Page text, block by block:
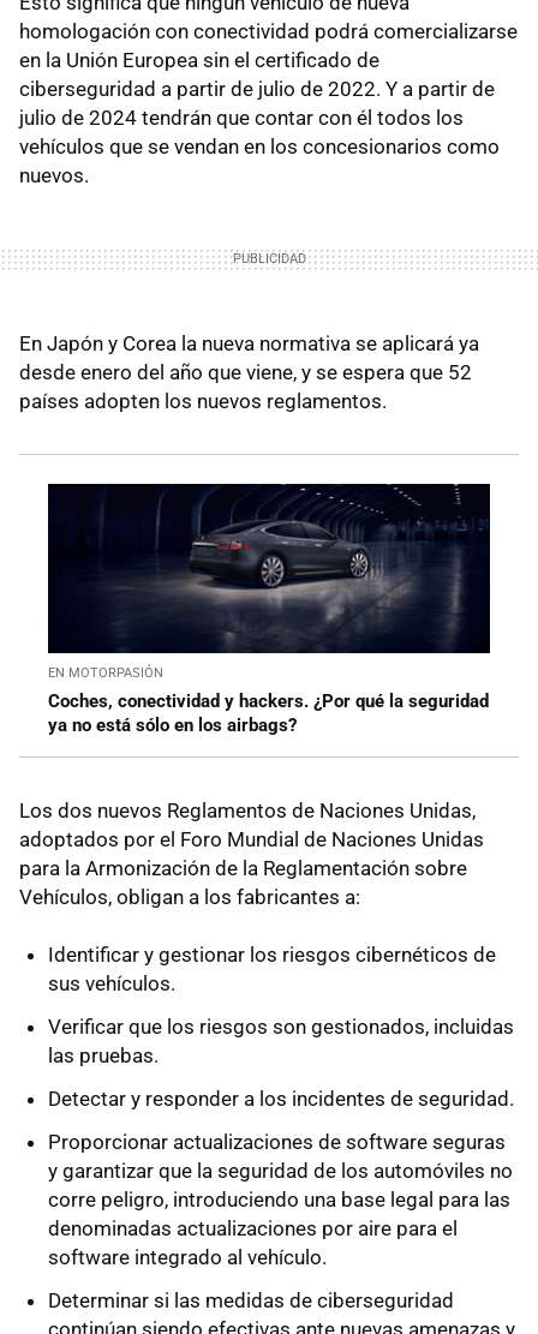
homologación con conectividad podrá comercializarse
en la Unión Europea sin el certificado de
ciberseguridad a partir de julio de 2022. Y a partir de
julio de 2024 tendrán que contar con él todos los
vehículos que se vendan en los concesionarios como
nuevos.
En Japón y Corea la nueva normativa se aplicará ya
desde enero del año que viene, y se espera que 52
países adopten los nuevos reglamentos.
EN MOTORPASIÓN
Coches, conectividad y hackers. ¿Por qué la seguridad
ya no está sólo en los airbags?
Los dos nuevos Reglamentos de Naciones Unidas,
adoptados por el Foro Mundial de Naciones Unidas
para la Armonización de la Reglamentación sobre
Vehículos, obligan a los fabricantes a:
Identificar y gestionar los riesgos cibernéticos de
sus vehículos.
Verificar que los riesgos son gestionados, incluidas
las pruebas.
Detectar y responder a los incidentes de seguridad.
Proporcionar actualizaciones de software seguras
y garantizar que la seguridad de los automóviles no
corre peligro, introduciendo una base legal para las
denominadas actualizaciones por aire para el
software integrado al vehículo.
Determinar si las medidas de ciberseguridad